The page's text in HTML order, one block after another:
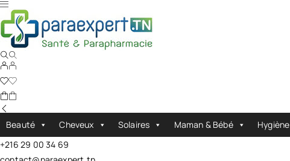
Beauté Cheveux Solaires Maman & Bébé Hygiène
+216 29 00 34 69